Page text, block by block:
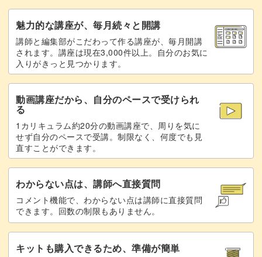
長いスティックを合わせる
隠したい部分にシェルをのせる 21:19
トップジェルでパーツを埋める 22:10
マットトップでコーティングする 23:02
完成
魅力的な講座が、毎月続々と開講
講師と編集部がこだわって作る講座が、毎月開講
されます。講座は現在3,000件以上。自分のお気に
入りがきっと見つかります。
動画講座だから、自分のペースで受けられ
る
1カリキュラム約20分の動画講座で、周りを気に
せず自分のペースで受講。制限なく、何度でも見
直すことができます。
わからない点は、講師へ直接質問
コメント機能で、わからない点は講師に直接質問
できます。回数の制限もありません。
キットも購入できるため、準備が簡単